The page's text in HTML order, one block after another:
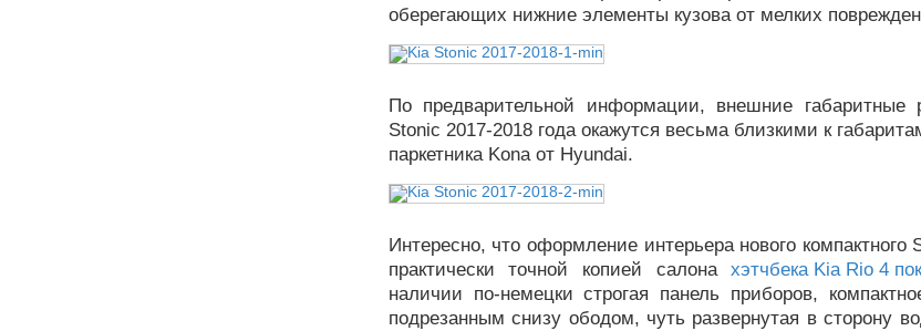
оберегающих нижние элементы кузова от мелких
По предварительной информации, внешние габаритные
Stonic 2017-2018 года окажутся весьма близкими к
паркетника Kona от Hyundai.
Интересно, что оформление интерьера нового компактного
практически точной копией салонахэтчбека Kia Rio 4
наличии по-немецки строгая панель приборов,
подрезанным снизу ободом, чуть развернутая в сторону